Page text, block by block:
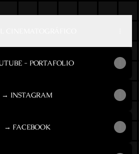
- PORTAFOLIO
→ INSTAGRAM
→ FACEBOOK